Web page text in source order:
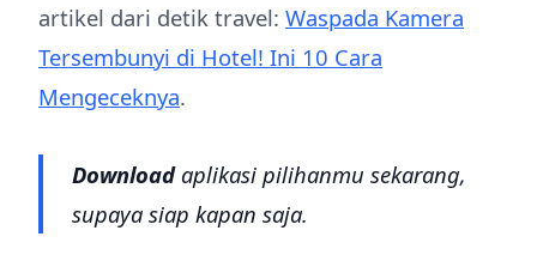
artikel dari detik travel: Waspada Kamera
Tersembunyi di Hotel! Ini 10 Cara
Mengeceknya.
Downloadaplikasi pilihanmu sekarang,
supaya siap kapan saja.